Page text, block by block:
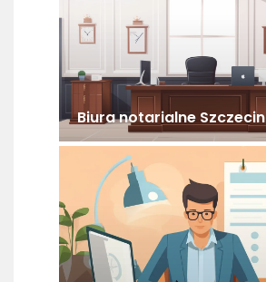
Biura notarialne Szczecin